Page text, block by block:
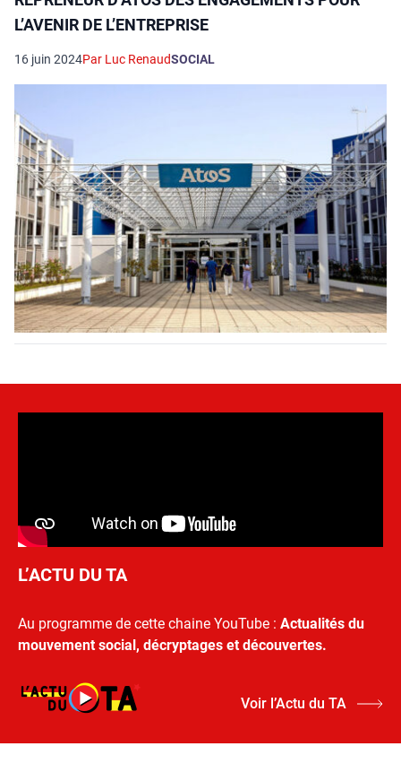
L’AVENIR DE L’ENTREPRISE
16 juin 2024Par Luc RenaudSOCIAL
L’ACTU DU TA
Au programme de cette chaine YouTube : Actualités du
mouvement social, décryptages et découvertes.
Voir l’Actu du TA